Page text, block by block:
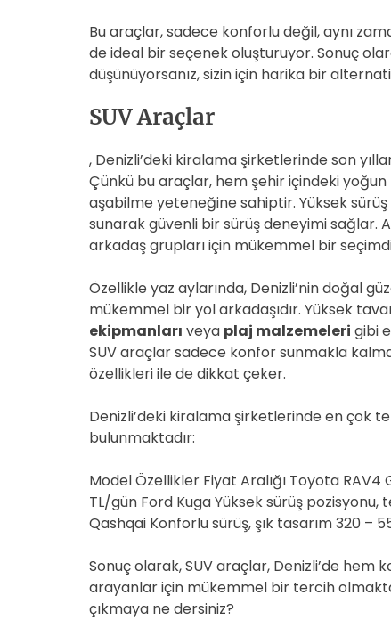
Bu araçlar, sadece konforlu değil, aynı
de ideal bir seçenek oluşturuyor. Sonuç
düşünüyorsanız, sizin için harika bir
SUV Araçlar
, Denizli’deki kiralama şirketlerinde son
Çünkü bu araçlar, hem şehir içindeki
aşabilme yeteneğine sahiptir. Yüksek
sunarak güvenli bir sürüş deneyimi sağlar.
arkadaş grupları için mükemmel bir
Özellikle yaz aylarında, Denizli’nin doğal
mükemmel bir yol arkadaşıdır. Yüksek
ekipmanları veya plaj malzemeleri gibi
SUV araçlar sadece konfor sunmakla
özellikleri ile de dikkat çeker.
Denizli’deki kiralama şirketlerinde en çok
bulunmaktadır:
Model Özellikler Fiyat Aralığı Toyota
TL/gün Ford Kuga Yüksek sürüş
Qashqai Konforlu sürüş, şık tasarım 320 –
Sonuç olarak, SUV araçlar, Denizli’de
arayanlar için mükemmel bir tercih
çıkmaya ne dersiniz?